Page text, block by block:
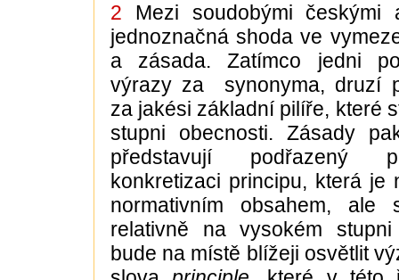
2 Mezi soudobými českými
jednoznačná shoda ve
a zásada. Zatímco jedni
výrazy za synonyma, druzí
za jakési základní pilíře, které
stupni obecnosti. Zásady
představují podřazený
konkretizaci principu, která je
normativním obsahem, ale
relativně na vysokém
bude na místě blížeji osvětlit